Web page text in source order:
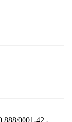
0001-42 -